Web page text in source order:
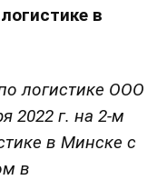
в
логистике ООО
2022 г. на 2-м
в Минске с
в